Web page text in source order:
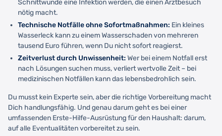
Schnittwunde eine Infektion werden, die einen Arztbesuch
nötig macht.
Technische Notfälle ohne Sofortmaßnahmen: Ein kleines
Wasserleck kann zu einem Wasserschaden von mehreren
tausend Euro führen, wenn Du nicht sofort reagierst.
Zeitverlust durch Unwissenheit: Wer bei einem Notfall erst
nach Lösungen suchen muss, verliert wertvolle Zeit – bei
medizinischen Notfällen kann das lebensbedrohlich sein.
Du musst kein Experte sein, aber die richtige Vorbereitung macht
Dich handlungsfähig. Und genau darum geht es bei einer
umfassenden Erste-Hilfe-Ausrüstung für den Haushalt: darum,
auf alle Eventualitäten vorbereitet zu sein.